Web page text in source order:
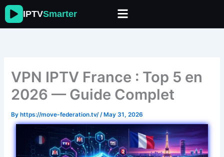
Skip
to
content
IPTVSmarter
VPN IPTV France : Top 5 en
2026 — Guide Complet
By https://move-federation.tv// May 31, 2026